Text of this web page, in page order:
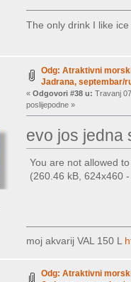
The only drink I like
Odg: Atraktivni
Jadrana, septembar/
« Odgovori #38 u: Travanj
poslijepodne »
evo jos jedna
You are not allowed
(260.46 kB, 624x460
moj akvarij VAL 150 L
Odg: Atraktivni